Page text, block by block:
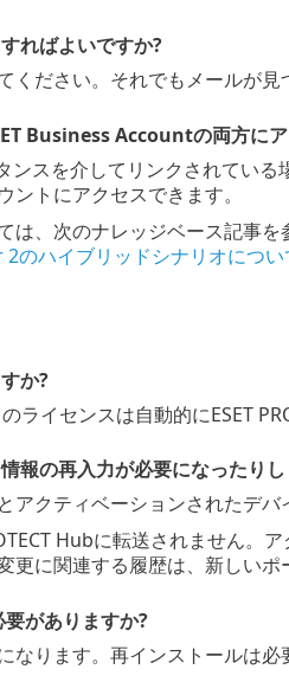
ればよいですか?
ださい。それでもメールが見
Business Accountの両方に
ンスを介してリンクされてい
トにアクセスできます。
、次のナレッジベース記事を
のハイブリッドシナリオについ
か?
イセンスは自動的にESET
報の再入力が必要になったり
クティベーションされたデバ
Hubに転送されません。
に関連する履歴は、新しいポ
がありますか?
ります。再インストールは必